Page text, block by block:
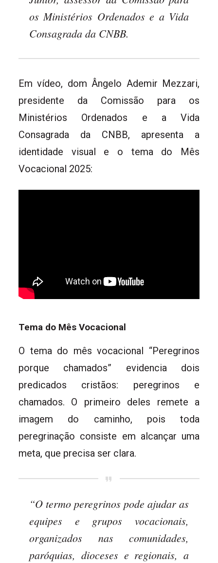
os Ministérios Ordenados e a Vida
Consagrada da CNBB.
Em vídeo, dom Ângelo Ademir Mezzari,
presidente da Comissão para os
Ministérios Ordenados e a Vida
Consagrada da CNBB, apresenta a
identidade visual e o tema do Mês
Vocacional 2025:
Tema do Mês Vocacional
O tema do mês vocacional “Peregrinos
porque chamados” evidencia dois
predicados cristãos: peregrinos e
chamados. O primeiro deles remete a
imagem do caminho, pois toda
peregrinação consiste em alcançar uma
meta, que precisa ser clara.
“O termo peregrinos pode ajudar as
equipes e grupos vocacionais,
organizados nas comunidades,
paróquias, dioceses e regionais, a